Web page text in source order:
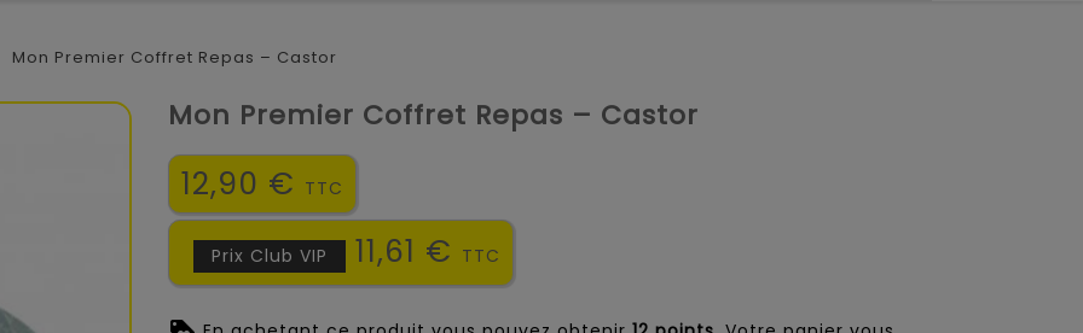
Mon Premier Coffret Repas – Castor
Mon Premier Coffret Repas – Castor
12,90 € TTC
Prix Club VIP 11,61 € TTC